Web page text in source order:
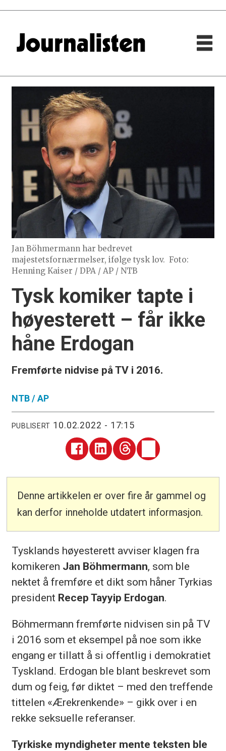
Jan Böhmermann har bedrevet
majestetsfornærmelser, ifølge tysk lov. Foto:
Henning Kaiser / DPA / AP / NTB
Tysk komiker tapte i
høyesterett – får ikke
håne Erdogan
Fremførte nidvise på TV i 2016.
NTB / AP
PUBLISERT 10.02.2022 - 17:15
Denne artikkelen er over fire år gammel og
kan derfor inneholde utdatert informasjon.
Tysklands høyesterett avviser klagen fra
komikeren Jan Böhmermann, som ble
nektet å fremføre et dikt som håner Tyrkias
president Recep Tayyip Erdogan.
Böhmermann fremførte nidvisen sin på TV
i 2016 som et eksempel på noe som ikke
engang er tillatt å si offentlig i demokratiet
Tyskland. Erdogan ble blant beskrevet som
dum og feig, før diktet – med den treffende
tittelen «Ærekrenkende» – gikk over i en
rekke seksuelle referanser.
Tyrkiske myndigheter mente teksten ble